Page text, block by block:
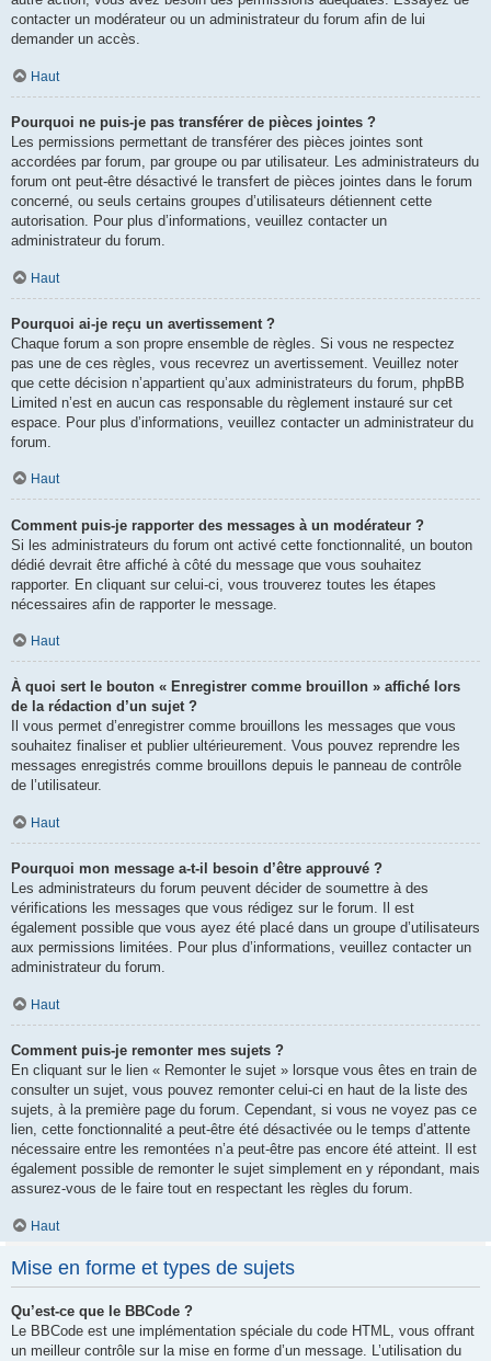
contacter un modérateur ou un administrateur du forum afin de lui
demander un accès.
Haut
Pourquoi ne puis-je pas transférer de pièces jointes ?
Les permissions permettant de transférer des pièces jointes sont
accordées par forum, par groupe ou par utilisateur. Les administrateurs du
forum ont peut-être désactivé le transfert de pièces jointes dans le forum
concerné, ou seuls certains groupes d’utilisateurs détiennent cette
autorisation. Pour plus d’informations, veuillez contacter un
administrateur du forum.
Haut
Pourquoi ai-je reçu un avertissement ?
Chaque forum a son propre ensemble de règles. Si vous ne respectez
pas une de ces règles, vous recevrez un avertissement. Veuillez noter
que cette décision n’appartient qu’aux administrateurs du forum, phpBB
Limited n’est en aucun cas responsable du règlement instauré sur cet
espace. Pour plus d’informations, veuillez contacter un administrateur du
forum.
Haut
Comment puis-je rapporter des messages à un modérateur ?
Si les administrateurs du forum ont activé cette fonctionnalité, un bouton
dédié devrait être affiché à côté du message que vous souhaitez
rapporter. En cliquant sur celui-ci, vous trouverez toutes les étapes
nécessaires afin de rapporter le message.
Haut
À quoi sert le bouton « Enregistrer comme brouillon » affiché lors
de la rédaction d’un sujet ?
Il vous permet d’enregistrer comme brouillons les messages que vous
souhaitez finaliser et publier ultérieurement. Vous pouvez reprendre les
messages enregistrés comme brouillons depuis le panneau de contrôle
de l’utilisateur.
Haut
Pourquoi mon message a-t-il besoin d’être approuvé ?
Les administrateurs du forum peuvent décider de soumettre à des
vérifications les messages que vous rédigez sur le forum. Il est
également possible que vous ayez été placé dans un groupe d’utilisateurs
aux permissions limitées. Pour plus d’informations, veuillez contacter un
administrateur du forum.
Haut
Comment puis-je remonter mes sujets ?
En cliquant sur le lien « Remonter le sujet » lorsque vous êtes en train de
consulter un sujet, vous pouvez remonter celui-ci en haut de la liste des
sujets, à la première page du forum. Cependant, si vous ne voyez pas ce
lien, cette fonctionnalité a peut-être été désactivée ou le temps d’attente
nécessaire entre les remontées n’a peut-être pas encore été atteint. Il est
également possible de remonter le sujet simplement en y répondant, mais
assurez-vous de le faire tout en respectant les règles du forum.
Haut
Mise en forme et types de sujets
Qu’est-ce que le BBCode ?
Le BBCode est une implémentation spéciale du code HTML, vous offrant
un meilleur contrôle sur la mise en forme d’un message. L’utilisation du